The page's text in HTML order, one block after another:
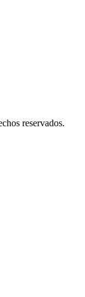
reservados.